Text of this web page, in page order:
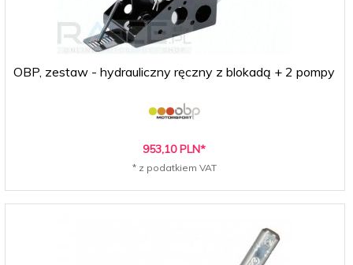
OBP, zestaw - hydrauliczny ręczny z blokadą + 2 pompy
953,10 PLN*
* z podatkiem VAT